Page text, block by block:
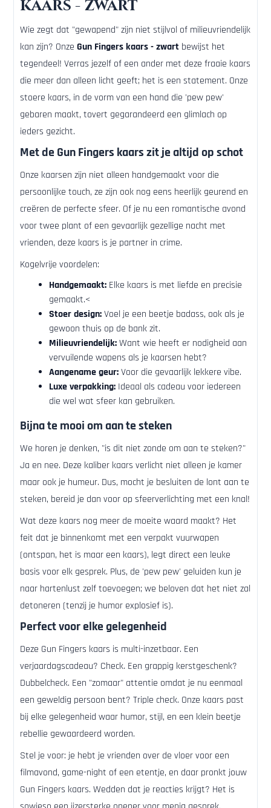
kaars - zwart
Wie zegt dat "gewapend" zijn niet stijlvol of milieuvriendelijk
kan zijn? Onze Gun Fingers kaars - zwart bewijst het
tegendeel! Verras jezelf of een ander met deze fraaie kaars
die meer dan alleen licht geeft; het is een statement. Onze
stoere kaars, in de vorm van een hand die 'pew pew'
gebaren maakt, tovert gegarandeerd een glimlach op
ieders gezicht.
Met de Gun Fingers kaars zit je altijd op schot
Onze kaarsen zijn niet alleen handgemaakt voor die
persoonlijke touch, ze zijn ook nog eens heerlijk geurend en
creëren de perfecte sfeer. Of je nu een romantische avond
voor twee plant of een gevaarlijk gezellige nacht met
vrienden, deze kaars is je partner in crime.
Kogelvrije voordelen:
Handgemaakt: Elke kaars is met liefde en precisie
gemaakt.<
Stoer design:Voel je een beetje badass, ook als je
gewoon thuis op de bank zit.
Milieuvriendelijk:Want wie heeft er nodigheid aan
vervuilende wapens als je kaarsen hebt?
Aangename geur:Voor die gevaarlijk lekkere vibe.
Luxe verpakking: Ideaal als cadeau voor iedereen
die wel wat sfeer kan gebruiken.
Bijna te mooi om aan te steken
We horen je denken, "is dit niet zonde om aan te steken?"
Ja en nee. Deze kaliber kaars verlicht niet alleen je kamer
maar ook je humeur. Dus, mocht je besluiten de lont aan te
steken, bereid je dan voor op sfeerverlichting met een knal!
Wat deze kaars nog meer de moeite waard maakt? Het
feit dat je binnenkomt met een verpakt vuurwapen
(ontspan, het is maar een kaars), legt direct een leuke
basis voor elk gesprek. Plus, de 'pew pew' geluiden kun je
naar hartenlust zelf toevoegen; we beloven dat het niet zal
detoneren (tenzij je humor explosief is).
Perfect voor elke gelegenheid
Deze Gun Fingers kaars is multi-inzetbaar. Een
verjaardagscadeau? Check. Een grappig kerstgeschenk?
Dubbelcheck. Een "zomaar" attentie omdat je nu eenmaal
een geweldig persoon bent? Triple check. Onze kaars past
bij elke gelegenheid waar humor, stijl, en een klein beetje
rebellie gewaardeerd worden.
Stel je voor: je hebt je vrienden over de vloer voor een
filmavond, game-night of een etentje, en daar pronkt jouw
Gun Fingers kaars. Wedden dat je reacties krijgt? Het is